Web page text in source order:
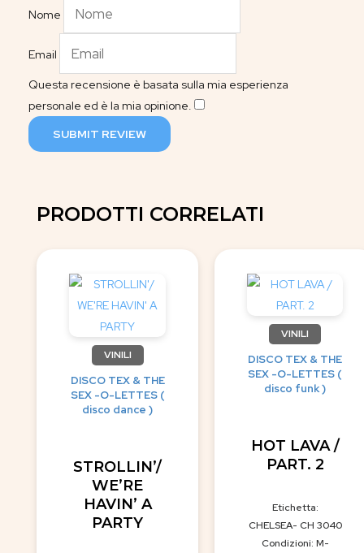
Nome
Email
Questa recensione è basata sulla mia esperienza
personale ed è la mia opinione.
SUBMIT REVIEW
PRODOTTI CORRELATI
VINILI
DISCO TEX & THE
SEX -O-LETTES (
disco dance )
STROLLIN’/
WE’RE
HAVIN’ A
PARTY
VINILI
DISCO TEX & THE
SEX -O-LETTES (
disco funk )
HOT LAVA /
PART. 2
Etichetta:
CHELSEA- CH 3040
Condizioni: M-